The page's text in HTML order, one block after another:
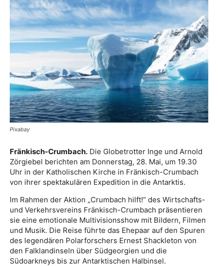
Pixabay
Fränkisch-Crumbach. Die Globetrotter Inge und Arnold
Zörgiebel berichten am Donnerstag, 28. Mai, um 19.30
Uhr in der Katholischen Kirche in Fränkisch-Crumbach
von ihrer spektakulären Expedition in die Antarktis.
Im Rahmen der Aktion „Crumbach hilft!“ des Wirtschafts-
und Verkehrsvereins Fränkisch-Crumbach präsentieren
sie eine emotionale Multivisionsshow mit Bildern, Filmen
und Musik. Die Reise führte das Ehepaar auf den Spuren
des legendären Polarforschers Ernest Shackleton von
den Falklandinseln über Südgeorgien und die
Südoarkneys bis zur Antarktischen Halbinsel.